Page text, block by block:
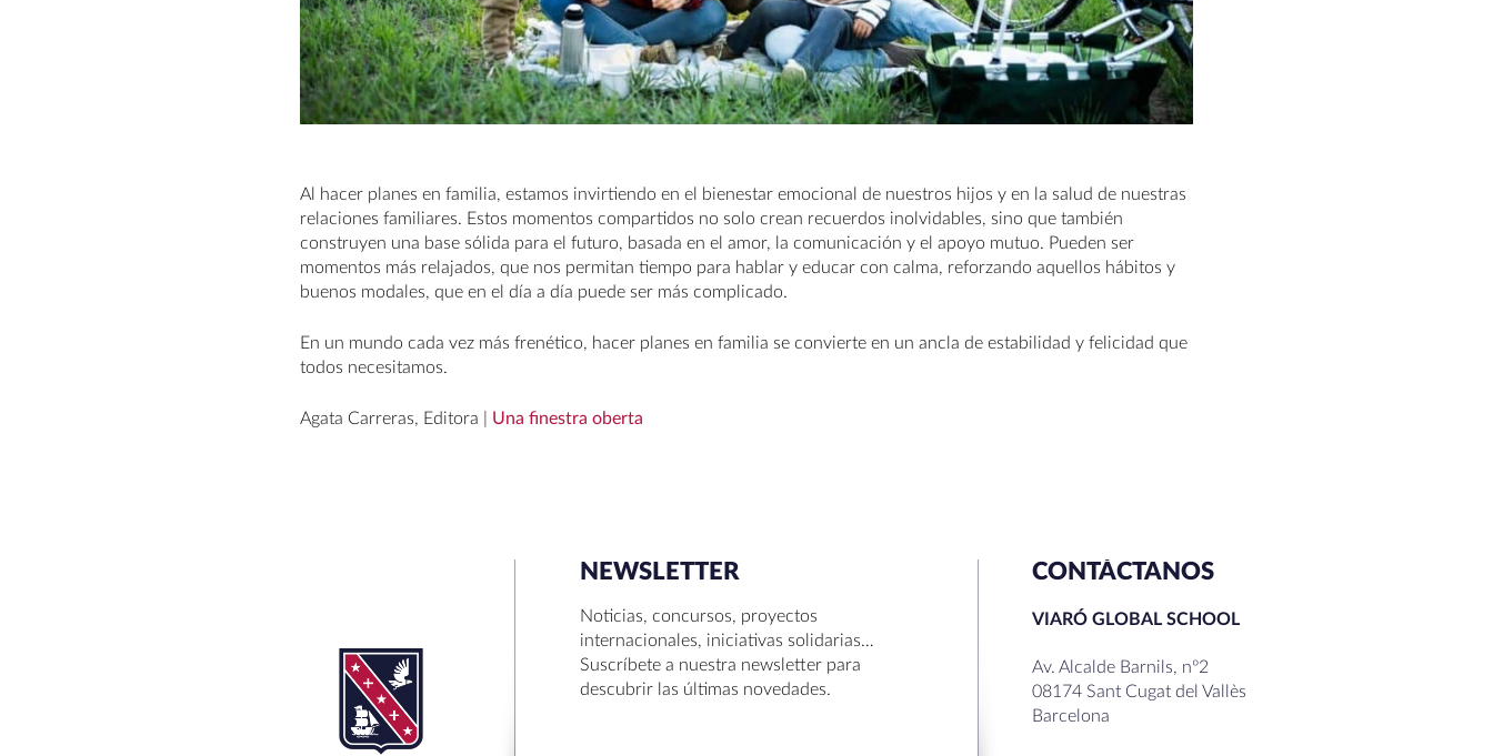
Al hacer planes en familia, estamos invirtiendo en el bienestar emocional de nuestros hijos y en la salud de nuestras
relaciones familiares. Estos momentos compartidos no solo crean recuerdos inolvidables, sino que también
construyen una base sólida para el futuro, basada en el amor, la comunicación y el apoyo mutuo. Pueden ser
momentos más relajados, que nos permitan tiempo para hablar y educar con calma, reforzando aquellos hábitos y
buenos modales, que en el día a día puede ser más complicado.
En un mundo cada vez más frenético, hacer planes en familia se convierte en un ancla de estabilidad y felicidad que
todos necesitamos.
Agata Carreras, Editora | Una finestra oberta
NEWSLETTER
Noticias, concursos, proyectos
internacionales, iniciativas solidarias…
Suscríbete a nuestra newsletter para
descubrir las últimas novedades.
CONTÁCTANOS
VIARÓ GLOBAL SCHOOL
Av. Alcalde Barnils, nº2
08174 Sant Cugat del Vallès
Barcelona